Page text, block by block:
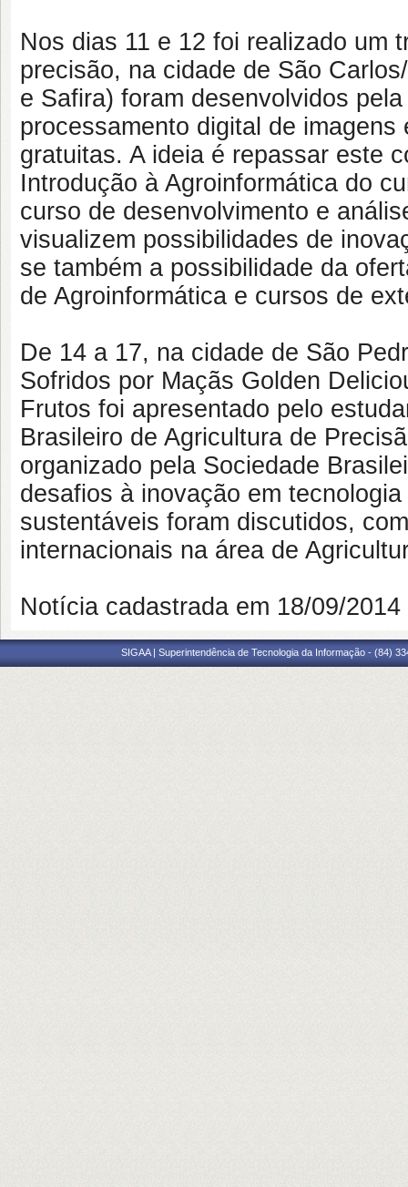
Nos dias 11 e 12 foi realizado um
precisão, na cidade de São
e Safira) foram desenvolvidos
processamento digital de
gratuitas. A ideia é repassar este
Introdução à Agroinformática do
curso de desenvolvimento e
visualizem possibilidades de
se também a possibilidade da
de Agroinformática e cursos de
De 14 a 17, na cidade de São
Sofridos por Maçãs Golden
Frutos foi apresentado pelo
Brasileiro de Agricultura de
organizado pela Sociedade
desafios à inovação em
sustentáveis foram discutidos,
internacionais na área de
Notícia cadastrada em 18/09/
SIGAA | Superintendência de Tecnologia da Informação - (84)